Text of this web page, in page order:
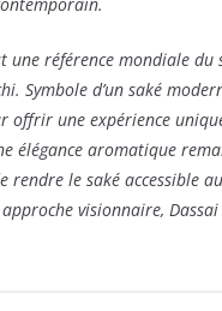
une référence mondiale
Symbole d’un saké
une expérience
aromatique
rendre le saké
visionnaire,